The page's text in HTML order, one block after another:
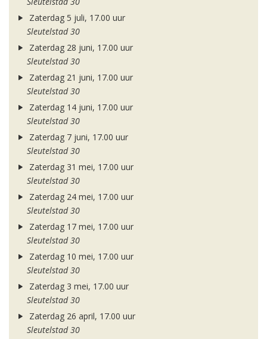
Zaterdag 5 juli, 17.00 uur
Sleutelstad 30
Zaterdag 28 juni, 17.00 uur
Sleutelstad 30
Zaterdag 21 juni, 17.00 uur
Sleutelstad 30
Zaterdag 14 juni, 17.00 uur
Sleutelstad 30
Zaterdag 7 juni, 17.00 uur
Sleutelstad 30
Zaterdag 31 mei, 17.00 uur
Sleutelstad 30
Zaterdag 24 mei, 17.00 uur
Sleutelstad 30
Zaterdag 17 mei, 17.00 uur
Sleutelstad 30
Zaterdag 10 mei, 17.00 uur
Sleutelstad 30
Zaterdag 3 mei, 17.00 uur
Sleutelstad 30
Zaterdag 26 april, 17.00 uur
Sleutelstad 30